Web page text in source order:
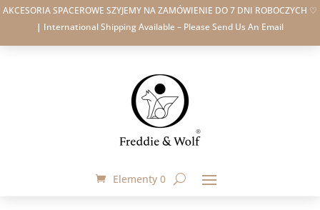
AKCESORIA SPACEROWE SZYJEMY NA ZAMÓWIENIE DO 7 DNI ROBOCZYCH ♡
| International Shipping Available – Please Send Us An Email
Elementy 0